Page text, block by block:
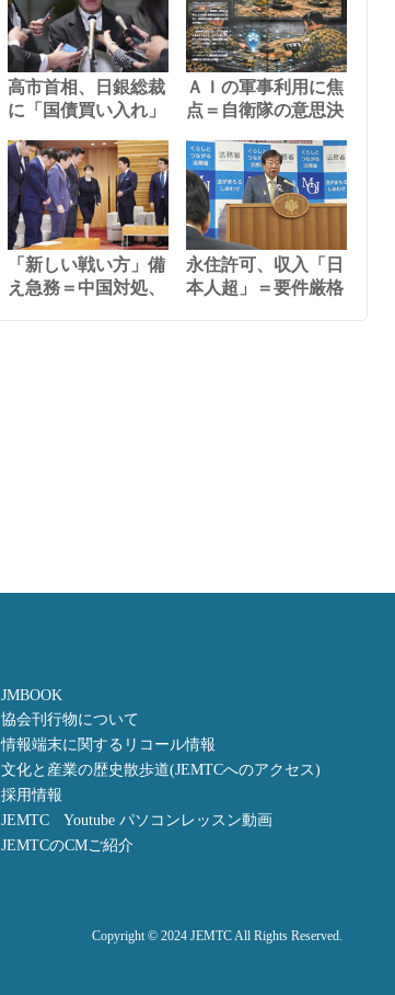
高市首相、日銀総裁
に「国債買い入れ」
ＡＩの軍事利用に焦
点＝自衛隊の意思決
「新しい戦い方」備
え急務＝中国対処、
永住許可、収入「日
本人超」＝要件厳格
JMBOOK
協会刊行物について
情報端末に関するリコール情報
文化と産業の歴史散歩道(JEMTCへのアクセス)
採用情報
JEMTC Youtube パソコンレッスン動画
JEMTCのCMご紹介
Copyright © 2024 JEMTC All Rights Reserved.